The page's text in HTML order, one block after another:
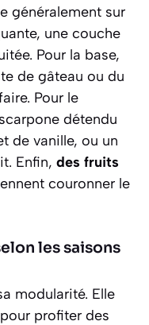
généralement sur
une couche
Pour la base,
de gâteau ou du
Pour le
détendu
de vanille, ou un
Enfin, des fruits
couronner le
les saisons
modularité. Elle
profiter des